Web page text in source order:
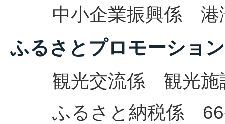
中小企業振興係 港
ふるさとプロモーショ
観光交流係 観光施
ふるさと納税係